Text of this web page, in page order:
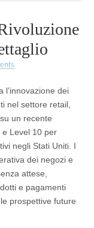
l’innovazione dei
nel settore retail,
un recente
e Level 10 per
negli Stati Uniti. I
dei negozi e
attese,
e pagamenti
prospettive future